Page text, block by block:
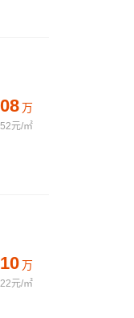
万
元/㎡
万
元/㎡